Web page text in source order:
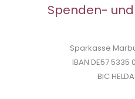
Spenden-
Sparkasse
IBAN DE57 5335
BIC